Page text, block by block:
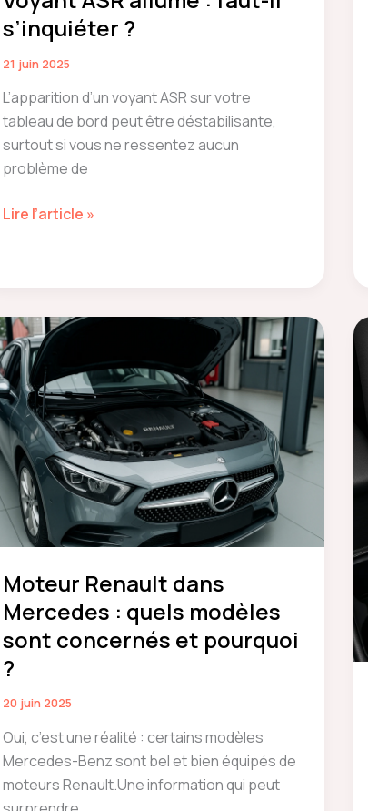
s’inquiéter ?
21 juin 2025
L’apparition d’un voyant ASR sur votre
tableau de bord peut être déstabilisante,
surtout si vous ne ressentez aucun
problème de
Voyant
il
s’inquiéter
?
Lire l’article »
Moteur Renault dans
Mercedes : quels modèles
sont concernés et pourquoi
?
20 juin 2025
Oui, c’est une réalité : certains modèles
Mercedes-Benz sont bel et bien équipés de
moteurs Renault.Une information qui peut